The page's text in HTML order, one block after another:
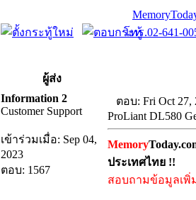
โทร.02-641-
ผู้ส่ง
Information 2
Customer Support
เข้าร่วมเมื่อ: Sep 04,
2023
ตอบ: 1567
ตอบ: Fri Oct 27,
ProLiant DL580
Memory
ประเทศไทย !!
สอบถามข้อมูลเพิ่